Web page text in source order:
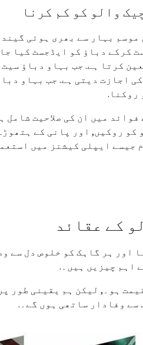
والو کو کم کرنا
بہار سے بھری ہوئی
کرکے دباؤ کو ایڈجسٹ کیا
کرتا ہے. جب بہاو دباؤ
اجازت دیتی ہے. جب بہاو
روکنا.
میں ان کی صلاحیت شامل
روکیں, اور پانی کے
جیسے ایپلی کیشنز میں
کے عقائد
اور ہر گاہک کو خلوص دل سے
اہم چیزیں ہیں۔.
ہو۔, لیکن ہم یقینی طور
سے وفادار ساتھی ہوں گے۔.